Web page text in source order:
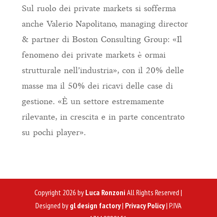
Sul ruolo dei private markets si sofferma
anche Valerio Napolitano, managing director
& partner di Boston Consulting Group: «Il
fenomeno dei private markets è ormai
strutturale nell’industria», con il 20% delle
masse ma il 50% dei ricavi delle case di
gestione. «È un settore estremamente
rilevante, in crescita e in parte concentrato
su pochi player».
Copyright 2026 by Luca Ronzoni All Rights Reserved |
Designed by gl design factory| Privacy Policy| P.IVA